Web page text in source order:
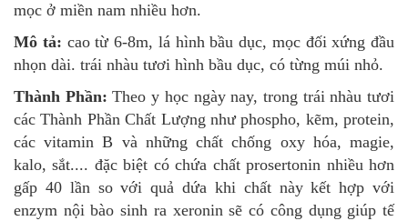
mọc ở miền nam nhiều hơn.
Mô tả: cao từ 6-8m, lá hình bầu dục, mọc đối xứng đầu
nhọn dài. trái nhàu tươi hình bầu dục, có từng múi nhỏ.
Thành Phần:Theo y học ngày nay, trong trái nhàu tươi
các Thành Phần Chất Lượng như phospho, kẽm, protein,
các vitamin B và những chất chống oxy hóa, magie,
kalo, sắt.... đặc biệt có chứa chất prosertonin nhiều hơn
gấp 40 lần so với quả dứa khi chất này kết hợp với
enzym nội bào sinh ra xeronin sẽ có công dụng giúp tế